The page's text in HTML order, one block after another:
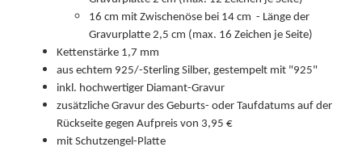
16 cm mit Zwischenöse bei 14 cm - Länge der
Gravurplatte 2,5 cm (max. 16 Zeichen je Seite)
Kettenstärke 1,7 mm
aus echtem 925/-Sterling Silber, gestempelt mit "925"
inkl. hochwertiger Diamant-Gravur
zusätzliche Gravur des Geburts- oder Taufdatums auf der
Rückseite gegen Aufpreis von 3,95 €
mit Schutzengel-Platte